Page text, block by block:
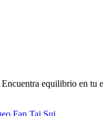
equilibrio en tu
Fan Tai Sui